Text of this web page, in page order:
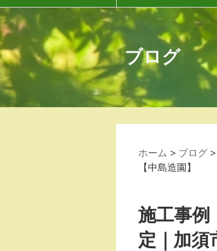
ブログ
ホーム > ブログ >
【中島造園】
施工事例
定｜加須